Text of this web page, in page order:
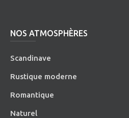
NOS ATMOSPHÈRES
Scandinave
Rustique moderne
Romantique
Naturel